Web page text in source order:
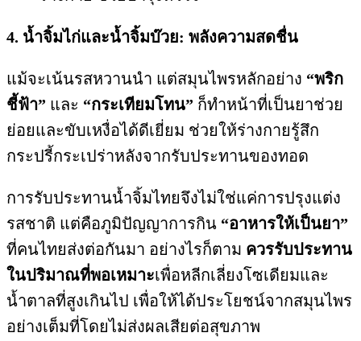
4. น้ำจิ้มไก่และน้ำจิ้มบ๊วย: พลังความสดชื่น
แม้จะเน้นรสหวานนำ แต่สมุนไพรหลักอย่าง “พริก
ชี้ฟ้า” และ “กระเทียมโทน” ก็ทำหน้าที่เป็นยาช่วย
ย่อยและขับเหงื่อได้ดีเยี่ยม ช่วยให้ร่างกายรู้สึก
กระปรี้กระเปร่าหลังจากรับประทานของทอด
การรับประทานน้ำจิ้มไทยจึงไม่ใช่แค่การปรุงแต่ง
รสชาติ แต่คือภูมิปัญญาการกิน “อาหารให้เป็นยา”
ที่คนไทยส่งต่อกันมา อย่างไรก็ตาม ควรรับประทาน
ในปริมาณที่พอเหมาะเพื่อหลีกเลี่ยงโซเดียมและ
น้ำตาลที่สูงเกินไป เพื่อให้ได้ประโยชน์จากสมุนไพร
อย่างเต็มที่โดยไม่ส่งผลเสียต่อสุขภาพ